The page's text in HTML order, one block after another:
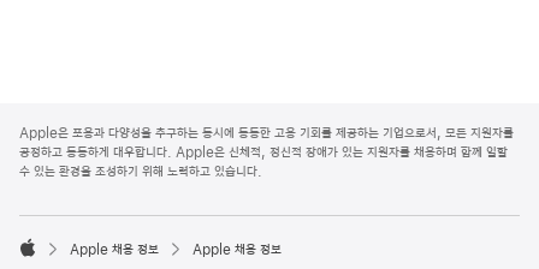
p
p
l
o
Apple은 포용과 다양성을 추구하는 동시에 동등한 고용 기회를 제공하는 기업으로서, 모든 지원자를
공정하고 동등하게 대우합니다. Apple은 신체적, 정신적 장애가 있는 지원자를 채용하며 함께 일할
수 있는 환경을 조성하기 위해 노력하고 있습니다.

Apple 채용 정보 Apple 채용 정보